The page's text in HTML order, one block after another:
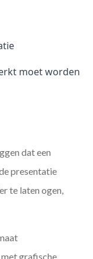
moet worden
dat een
presentatie
te laten ogen,
grafische